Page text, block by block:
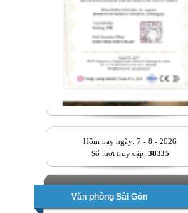
Hôm nay ngày: 7 - 8 - 2026
Số lượt truy cập: 38335
Văn phòng Sài Gòn